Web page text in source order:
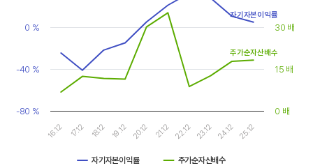
The chart has 1 X axis displaying categories.
The chart has 2 Y axes displaying values, and values.
자기자본이익률 주가순자산배수
16.12 17.12 18.12 19.12 20.12 21.12 22.12 23.12 24.12 25.12
-80 %
-40 %
0 %
0 배
15 배
30 배
자기자본이익률
주가순자산배수